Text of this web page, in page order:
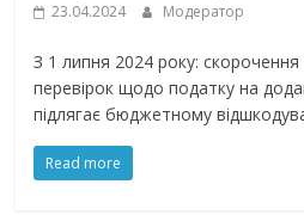
23.04.2024 Модератор
З 1 липня 2024 року: скорочення
перевірок щодо податку на
підлягає бюджетному
Read more